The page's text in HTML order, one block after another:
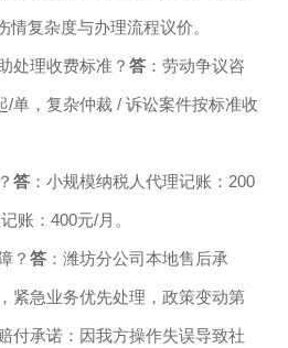
情复杂度与办理流程议价。
处理收费标准？ 答 ：劳动争议咨
/单，复杂仲裁 / 诉讼案件按标准收
答 ：小规模纳税人代理记账：200
账：400元/月。
？ 答 ：潍坊分公司本地售后承
紧急业务优先处理，政策变动第
付承诺：因我方操作失误导致社